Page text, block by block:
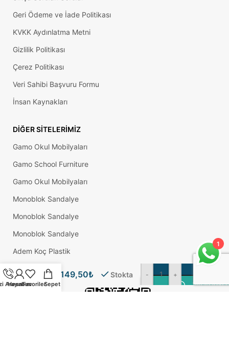
Geri Ödeme ve İade Politikası
KVKK Aydınlatma Metni
Gizlilik Politikası
Çerez Politikası
Veri Sahibi Başvuru Formu
İnsan Kaynakları
DIĞER SITELERIMIZ
Gamo Okul Mobilyaları
Gamo School Furniture
Gamo Okul Mobilyaları
Monoblok Sandalye
Monoblok Sandalye
Monoblok Sandalye
Adem Koç Plastik
Okul Sırası
Arayın
HesabımFavorilerSepet
Kasa
Civatası
(1 Kg)
149,50₺ Stokta -
+
WhatsApp
1